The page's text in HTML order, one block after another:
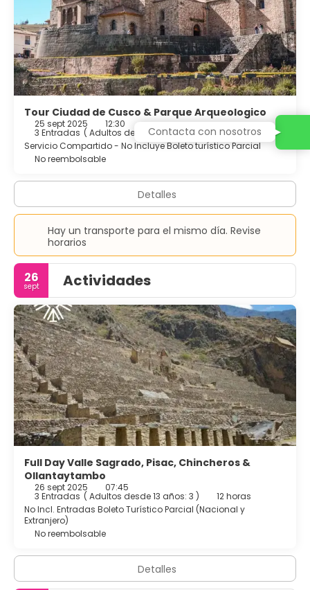
punto de partida del popular Camino Inca, se encuentra a
6 minutos en coche. Hay conexión a internet Wi-Fi
disponible en las zonas comunes. Gratis. No hay parking.
Se admiten. Se pueden aplicar suplementos. Se permiten
niños de cualquier edad. Los niños 5 años o menos se
pueden alojar gratis al utilizar una cama existente. No hay
cunas disponibles. No hay camas supletorias disponibles.
Tour Ciudad de Cusco & Parque Arqueologico
25 sept 2025 12:30
3 Entradas ( Adultos desde 7 años: 3)
4 horas
Servicio Compartido - No Incluye Boleto turístico Parcial
No reembolsable
Detalles
Hay un transporte para el mismo día. Revise
horarios
26
sept Actividades
Full Day Valle Sagrado, Pisac, Chincheros &
Ollantaytambo
26 sept 2025 07:45
3 Entradas ( Adultos desde 13 años: 3 )
12 horas
No Incl. Entradas Boleto Turístico Parcial (Nacional y
Extranjero)
No reembolsable
Detalles
Contacta con nosotros